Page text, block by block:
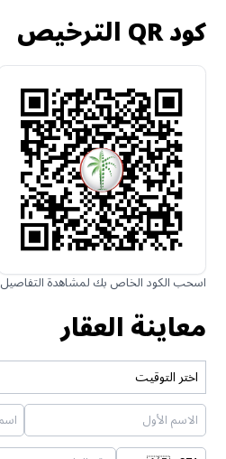
كود QR الترخيص
اسحب الكود الخاص بك لمشاهدة التفاصيل
معاينة العقار
اختر التوقيت